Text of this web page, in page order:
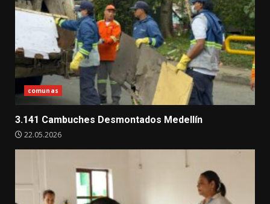
comunas
3.141 Cambuches Desmontados Medellín
22.05.2026